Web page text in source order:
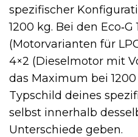
spezifischer
1200 kg. Bei den Eco‑G
(Motorvarianten für
4×2 (Dieselmotor mit
das Maximum bei
Typschild deines
selbst innerhalb
Unterschiede geben.